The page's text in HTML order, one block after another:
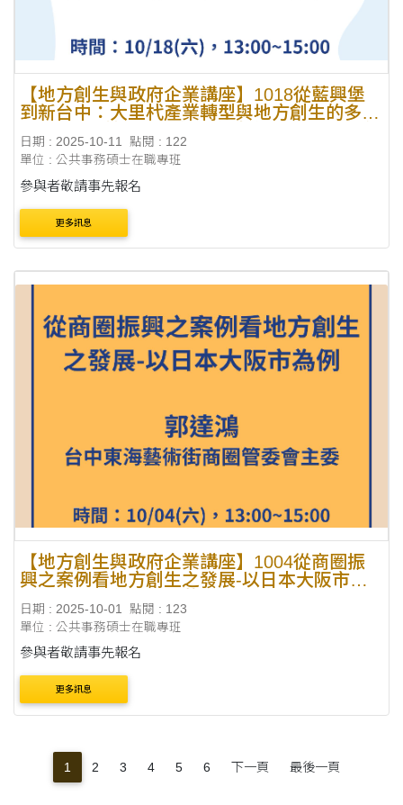
【地方創生與政府企業講座】1018從藍興堡
到新台中：大里杙產業轉型與地方創生的多元
事） #地方創生
日期 : 2025-10-11
點閱 : 122
單位 : 公共事務碩士在職專班
參與者敬請事先報名
更多訊息
【地方創生與政府企業講座】1004從商圈振
興之案例看地方創生之發展-以日本大阪市為
日期 : 2025-10-01
點閱 : 123
單位 : 公共事務碩士在職專班
參與者敬請事先報名
更多訊息
1 2 3 4 5 6 下一頁 最後一頁